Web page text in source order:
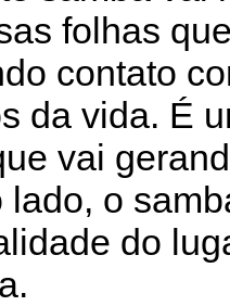
folhas
contato
da vida. É
vai
lado, o
do